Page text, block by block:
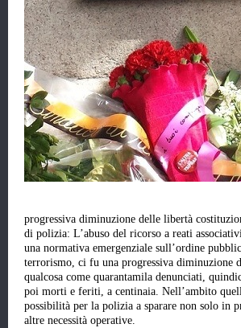
progressiva diminuzione delle libertà
di polizia: L’abuso del ricorso a reati
una normativa emergenziale sull’ordine
terrorismo, ci fu una progressiva diminuzione
qualcosa come quarantamila denunciati,
poi morti e feriti, a centinaia. Nell’ambito
possibilità per la polizia a sparare non solo in
altre necessità operative.